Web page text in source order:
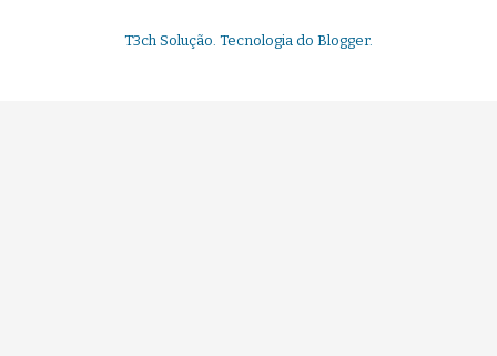
T3ch Solução. Tecnologia do Blogger.